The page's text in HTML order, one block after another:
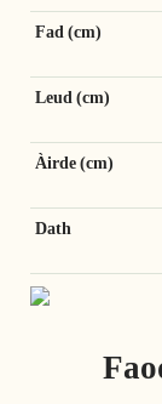
Fad (cm)
Leud (cm)
Àirde (cm)
Dath